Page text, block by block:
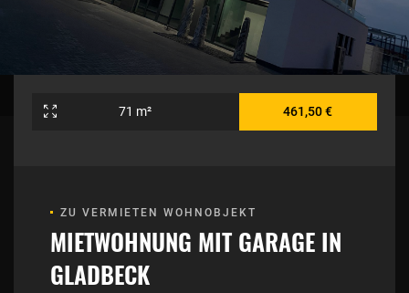
71 m² 461,50 €
ZU VERMIETEN WOHNOBJEKT
MIETWOHNUNG MIT GARAGE IN
GLADBECK